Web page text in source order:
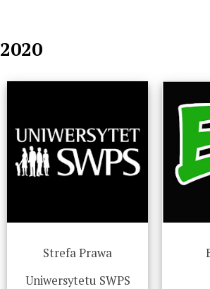
2020
Strefa Prawa
Uniwersytetu SWPS